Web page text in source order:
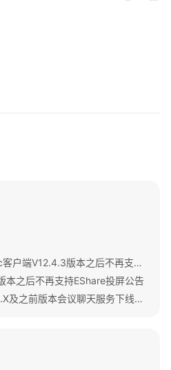
华为云会议Windows和Mac客户端V12.4.3版本之后不再支持IdeaShare投屏公告
本之后不再支持EShare投屏公告
华为云会议App SDK 90.11.X及之前版本会议聊天服务下线公告